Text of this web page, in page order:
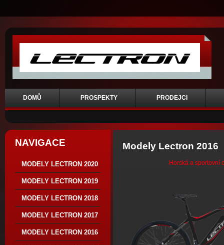
DOMŮ PROSPEKTY PRODEJCI
NAVIGACE
MODELY LECTRON 2020
MODELY LECTRON 2019
MODELY LECTRON 2018
MODELY LECTRON 2017
MODELY LECTRON 2016
Modely Lectron 2016
Horská a sportovní